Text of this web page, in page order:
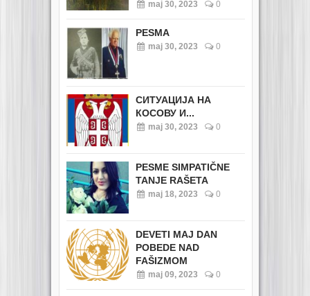
maj 30, 2023 0
PESMA
maj 30, 2023 0
СИТУАЦИЈА НА
КОСОВУ И...
maj 30, 2023 0
PESME SIMPATIČNE
TANJE RAŠETA
maj 18, 2023 0
DEVETI MAJ DAN
POBEDE NAD
FAŠIZMOM
maj 09, 2023 0